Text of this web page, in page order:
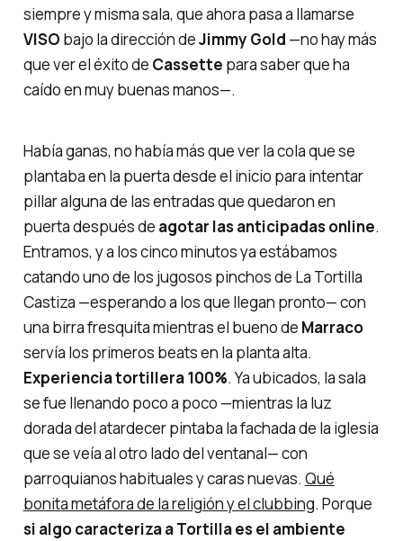
siempre y misma sala, que ahora pasa a llamarse
VISO bajo la dirección deJimmy Gold —no hay más
que ver el éxito de Cassette para saber que ha
caído en muy buenas manos—.
Había ganas, no había más que ver la cola que se
plantaba en la puerta desde el inicio para intentar
pillar alguna de las entradas que quedaron en
puerta después de agotar las anticipadas online.
Entramos, y a los cinco minutos ya estábamos
catando uno de los jugosos pinchos de La Tortilla
Castiza —esperando a los que llegan pronto— con
una birra fresquita mientras el bueno de Marraco
servía los primeros beatsen la planta alta.
Experienciatortillera100%. Ya ubicados, la sala
se fue llenando poco a poco —mientras la luz
dorada del atardecer pintaba la fachada de la iglesia
que se veía al otro lado del ventanal— con
parroquianos habituales y caras nuevas. Qué
bonita metáfora de la religión y el clubbing. Porque
si algo caracteriza a Tortilla es el ambiente